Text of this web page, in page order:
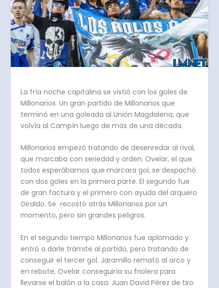
La fría noche capitalina se vistió con los goles de
Millonarios. Un gran partido de Millonarios que
terminó en una goleada al Unión Magdalena, que
volvía al Campín luego de más de una década.
Millonarios empezó tratando de desenredar al rival,
que marcaba con seriedad y orden. Ovelar, el que
todos esperábamos que marcara gol, se despachó
con dos goles en la primera parte. El segundo fue
de gran factura y el primero con ayuda del arquero
Giraldo. Se recostó atrás Millonarios por un
momento, pero sin grandes peligros.
En el segundo tiempo Millonarios fue aplomado y
entró a darle trámite al partido, pero tratando de
conseguir el tercer gol. Jaramillo remató al arco y
en rebote, Ovelar conseguiría su friolera para
llevarse el balón a la casa. Juan David Pérez de tiro